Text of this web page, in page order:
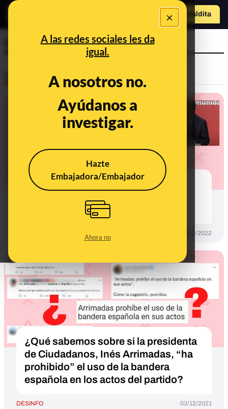
×
A las redes sociales les da
igual.
A nosotros no.
Ayúdanos a
investigar.
Hazte
Embajadora/Embajador
Ahora no
Hazte Maldito
Ciudadanos
Bulos, claves y datos sobre las
pandemia de la COVID-19
17/10/2022
¿Qué sabemos sobre si la presidenta
de Ciudadanos, Inés Arrimadas, “ha
prohibido” el uso de la bandera
española en los actos del partido?
DESINFO 03/12/2021